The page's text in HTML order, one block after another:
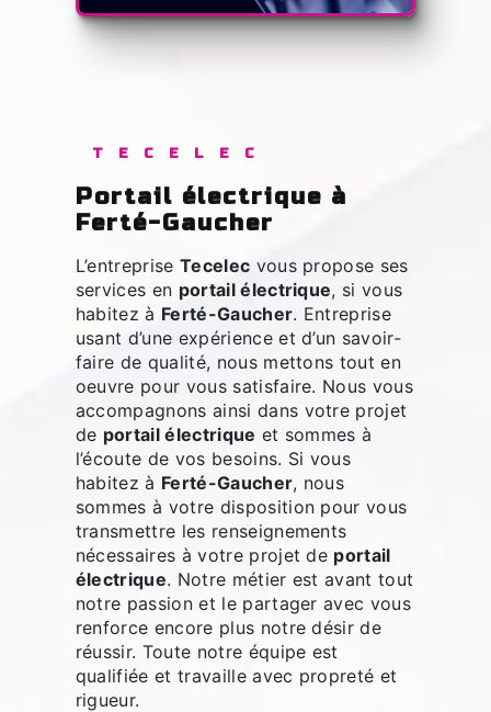
TECELEC
portail électrique à
Ferté-Gaucher
L’entreprise Tecelec vous propose ses
services en portail électrique, si vous
habitez à Ferté-Gaucher. Entreprise
usant d’une expérience et d’un savoir-
faire de qualité, nous mettons tout en
oeuvre pour vous satisfaire. Nous vous
accompagnons ainsi dans votre projet
de portail électrique et sommes à
l’écoute de vos besoins. Si vous
habitez à Ferté-Gaucher, nous
sommes à votre disposition pour vous
transmettre les renseignements
nécessaires à votre projet de portail
électrique. Notre métier est avant tout
notre passion et le partager avec vous
renforce encore plus notre désir de
réussir. Toute notre équipe est
qualifiée et travaille avec propreté et
rigueur.